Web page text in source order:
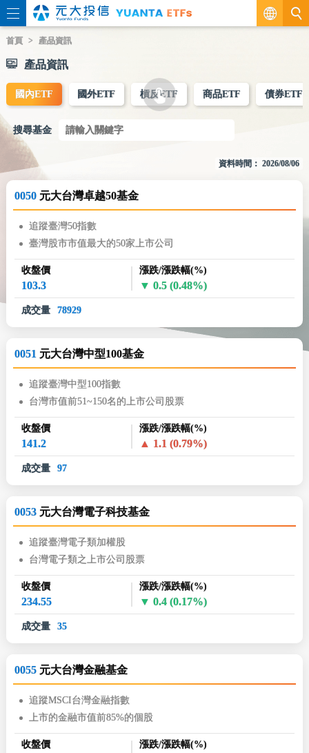
首頁 產品資訊
產品資訊
國內ETF 國外ETF 槓反ETF 商品ETF 債券ETF
搜尋基金
資料時間： 2026/08/06
0050 元大台灣卓越50基金
追蹤臺灣50指數
臺灣股市市值最大的50家上市公司
收盤價
103.3
漲跌/漲跌幅(%)
0.5(0.48%)
成交量 78929
0051 元大台灣中型100基金
追蹤臺灣中型100指數
台灣市值前51~150名的上市公司股票
收盤價
141.2
漲跌/漲跌幅(%)
1.1(0.79%)
成交量 97
0053 元大台灣電子科技基金
追蹤臺灣電子類加權股
台灣電子類之上市公司股票
收盤價
234.55
漲跌/漲跌幅(%)
0.4(0.17%)
成交量 35
0055 元大台灣金融基金
追蹤MSCI台灣金融指數
上市的金融市值前85%的個股
收盤價 漲跌/漲跌幅(%)